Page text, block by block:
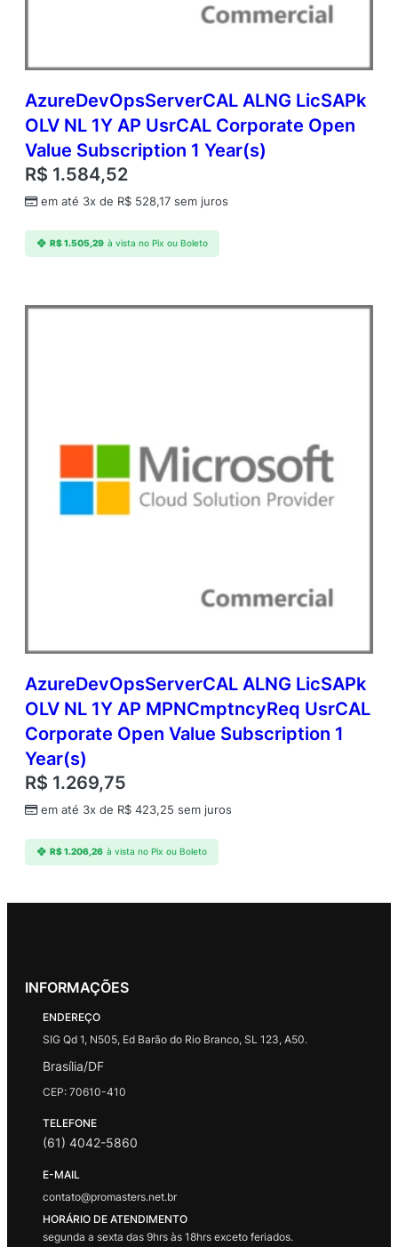
AzureDevOpsServerCAL ALNG LicSAPk
OLV NL 1Y AP UsrCAL Corporate Open
Value Subscription 1 Year(s)
R$ 1.584,52
em até 3x de R$ 528,17 sem juros
R$1.505,29 à vista no Pix ou Boleto
AzureDevOpsServerCAL ALNG LicSAPk
OLV NL 1Y AP MPNCmptncyReq UsrCAL
Corporate Open Value Subscription 1
Year(s)
R$ 1.269,75
em até 3x de R$ 423,25 sem juros
R$1.206,26 à vista no Pix ou Boleto
INFORMAÇÕES
ENDEREÇO
SIG Qd 1, N505, Ed Barão do Rio Branco, SL 123, A50.
Brasília/DF
CEP: 70610-410
TELEFONE
(61) 4042-5860
E-MAIL
contato@promasters.net.br
HORÁRIO DE ATENDIMENTO
segunda a sexta das 9hrs às 18hrs exceto feriados.